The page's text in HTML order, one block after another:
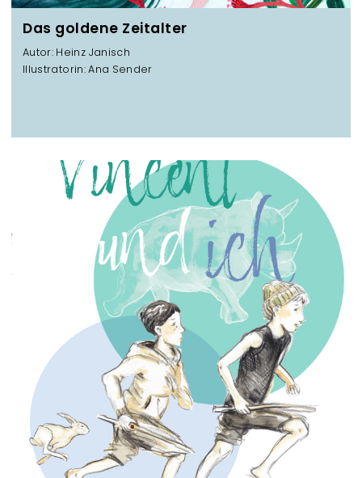
Das goldene Zeitalter
Autor: Heinz Janisch
Illustratorin: Ana Sender